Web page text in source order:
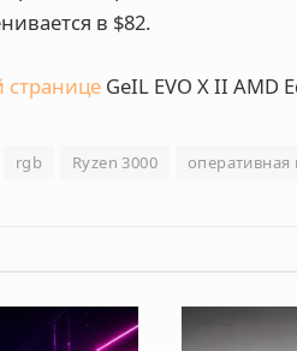
в $82.
GeIL EVO X II AMD
rgb Ryzen 3000 оперативная